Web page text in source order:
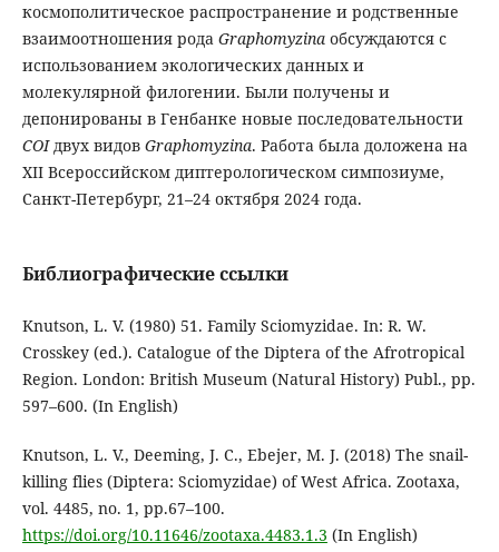
космополитическое распространение и родственные
взаимоотношения рода Graphomyzina обсуждаются с
использованием экологических данных и
молекулярной филогении. Были получены и
депонированы в Генбанке новые последовательности
COIдвух видов Graphomyzina. Работа была доложена на
XII Всероссийском диптерологическом симпозиуме,
Санкт-Петербург, 21–24 октября 2024 года.
Библиографические ссылки
Knutson, L. V. (1980) 51. Family Sciomyzidae. In: R. W.
Crosskey (ed.). Catalogue of the Diptera of the Afrotropical
Region. London: British Museum (Natural History) Publ., pp.
597–600. (In English)
Knutson, L. V., Deeming, J. C., Ebejer, M. J. (2018) The snail-
killing flies (Diptera: Sciomyzidae) of West Africa. Zootaxa,
vol. 4485, no. 1, pp.67–100.
https://doi.org/10.11646/zootaxa.4483.1.3 (In English)